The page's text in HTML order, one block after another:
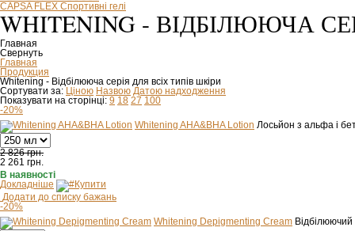
CAPSA FLEX Спортивні гелі
WHITENING - ВІДБІЛЮЮЧА
Главная
Свернуть
Главная
Продукция
Whitening - Відбілююча серія для всіх типів шкіри
Сортувати за: Ціною Назвою Датою надходження
Показувати на сторінці: 9 18 27 100
-20%
Whitening AHA&BHA Lotion Лосьйон з альфа і
2 826 грн.
2 261 грн.
В наявності
Докладніше
Купити
Додати до списку бажань
-20%
Whitening Depigmenting Cream